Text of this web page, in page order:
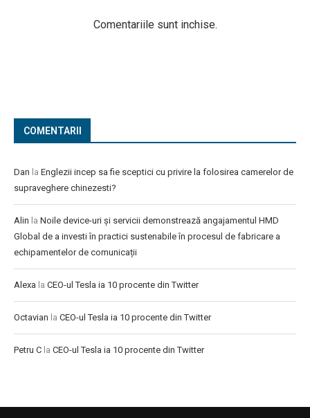
Comentariile sunt inchise.
COMENTARII
Dan la Englezii incep sa fie sceptici cu privire la folosirea camerelor de
supraveghere chinezesti?
Alin la Noile device-uri și servicii demonstrează angajamentul HMD
Global de a investi în practici sustenabile în procesul de fabricare a
echipamentelor de comunicații
Alexa la CEO-ul Tesla ia 10 procente din Twitter
Octavian la CEO-ul Tesla ia 10 procente din Twitter
Petru C la CEO-ul Tesla ia 10 procente din Twitter